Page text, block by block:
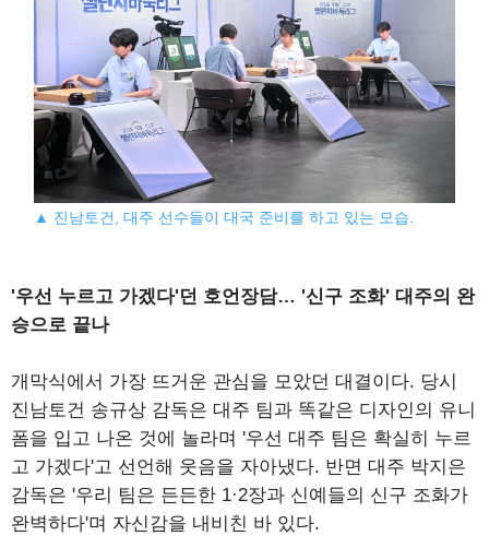
▲ 진남토건, 대주 선수들이 대국 준비를 하고 있는 모습.
'우선 누르고 가겠다'던 호언장담… '신구 조화' 대주의 완
승으로 끝나
개막식에서 가장 뜨거운 관심을 모았던 대결이다. 당시
진남토건 송규상 감독은 대주 팀과 똑같은 디자인의 유니
폼을 입고 나온 것에 놀라며 '우선 대주 팀은 확실히 누르
고 가겠다'고 선언해 웃음을 자아냈다. 반면 대주 박지은
감독은 '우리 팀은 든든한 1·2장과 신예들의 신구 조화가
완벽하다'며 자신감을 내비친 바 있다.